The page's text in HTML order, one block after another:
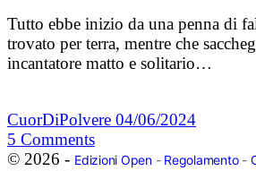
Tutto ebbe inizio da una penna di
trovato per terra, mentre che
incantatore matto e solitario…
CuorDiPolvere 04/06/2024
5 Comments
© 2026 - Edizioni Open- Regolamento-